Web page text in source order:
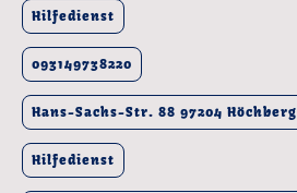
Hilfedienst
093149738220
Hans-Sachs-Str. 88 97204 Höchberg
Hilfedienst